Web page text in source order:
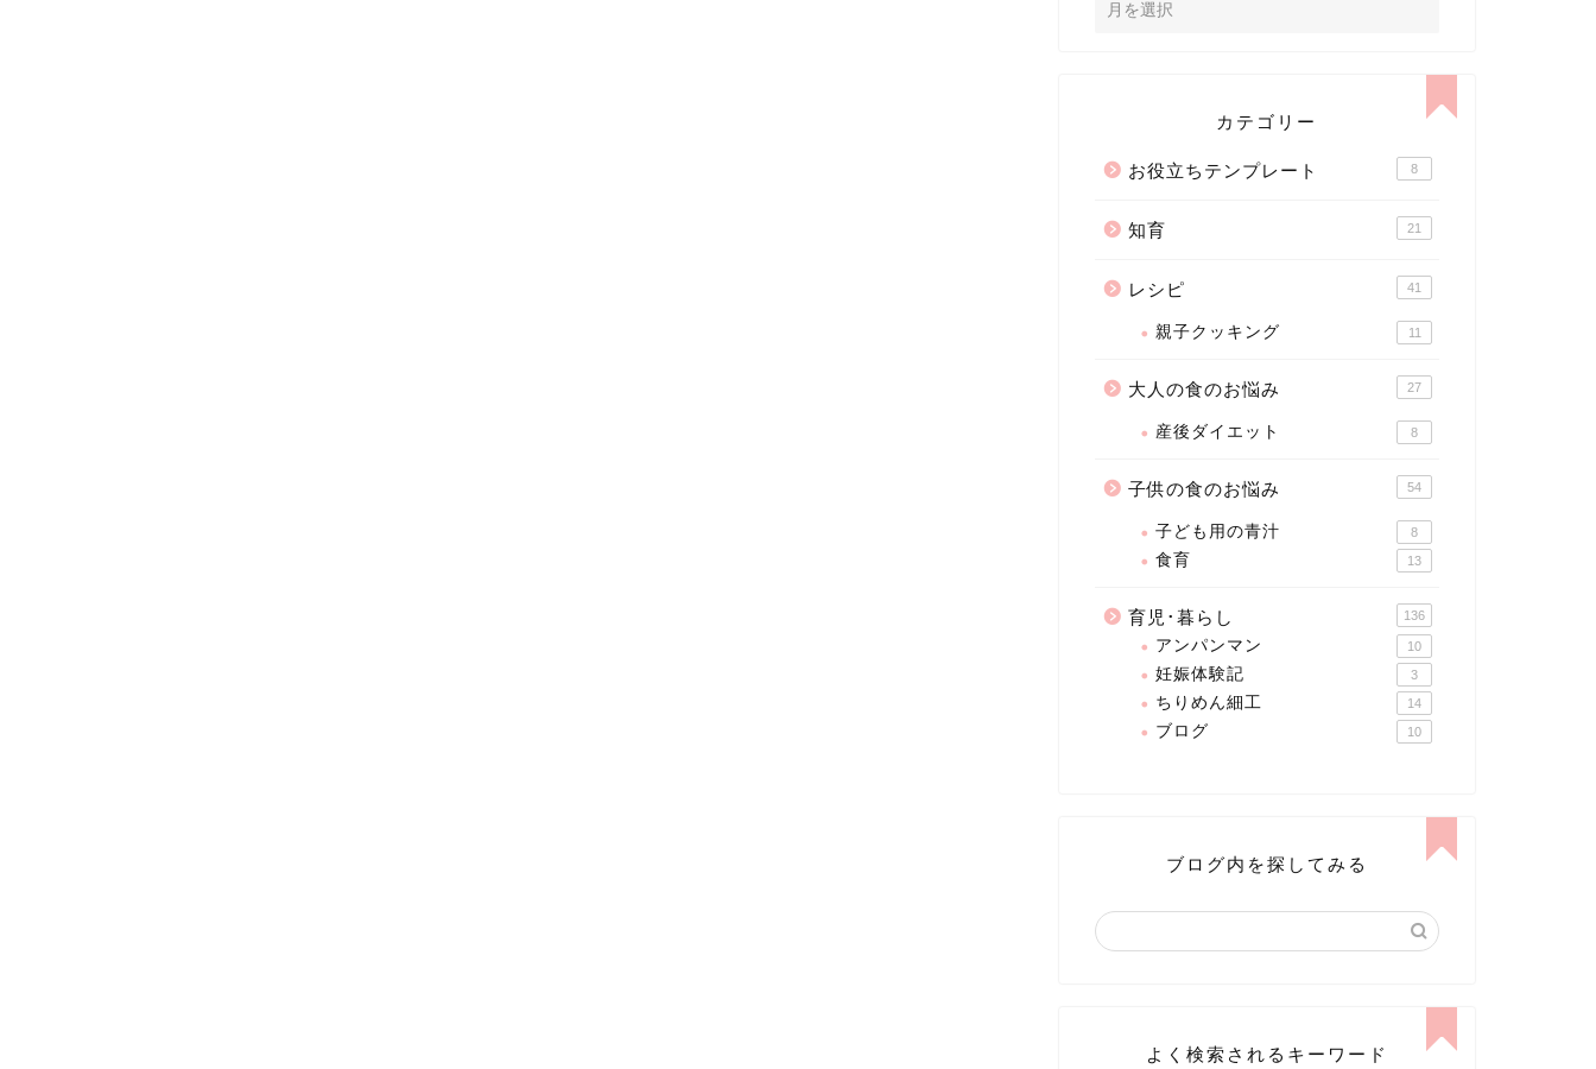
カテゴリー
お役立ちテンプレート 8
知育 21
レシピ 41
親子クッキング 11
大人の食のお悩み 27
産後ダイエット 8
子供の食のお悩み 54
子ども用の青汁 8
食育 13
育児･暮らし 136
アンパンマン 10
妊娠体験記 3
ちりめん細工 14
ブログ 10
ブログ内を探してみる
よく検索されるキーワード